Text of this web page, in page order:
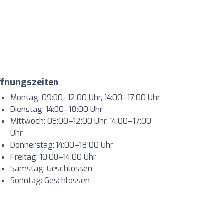
Montag: 09:00–12:00 Uhr, 14:00–17:00 Uhr
Dienstag: 14:00–18:00 Uhr
Mittwoch: 09:00–12:00 Uhr, 14:00–17:00
Uhr
Donnerstag: 14:00–18:00 Uhr
Freitag: 10:00–14:00 Uhr
Samstag: Geschlossen
Sonntag: Geschlossen